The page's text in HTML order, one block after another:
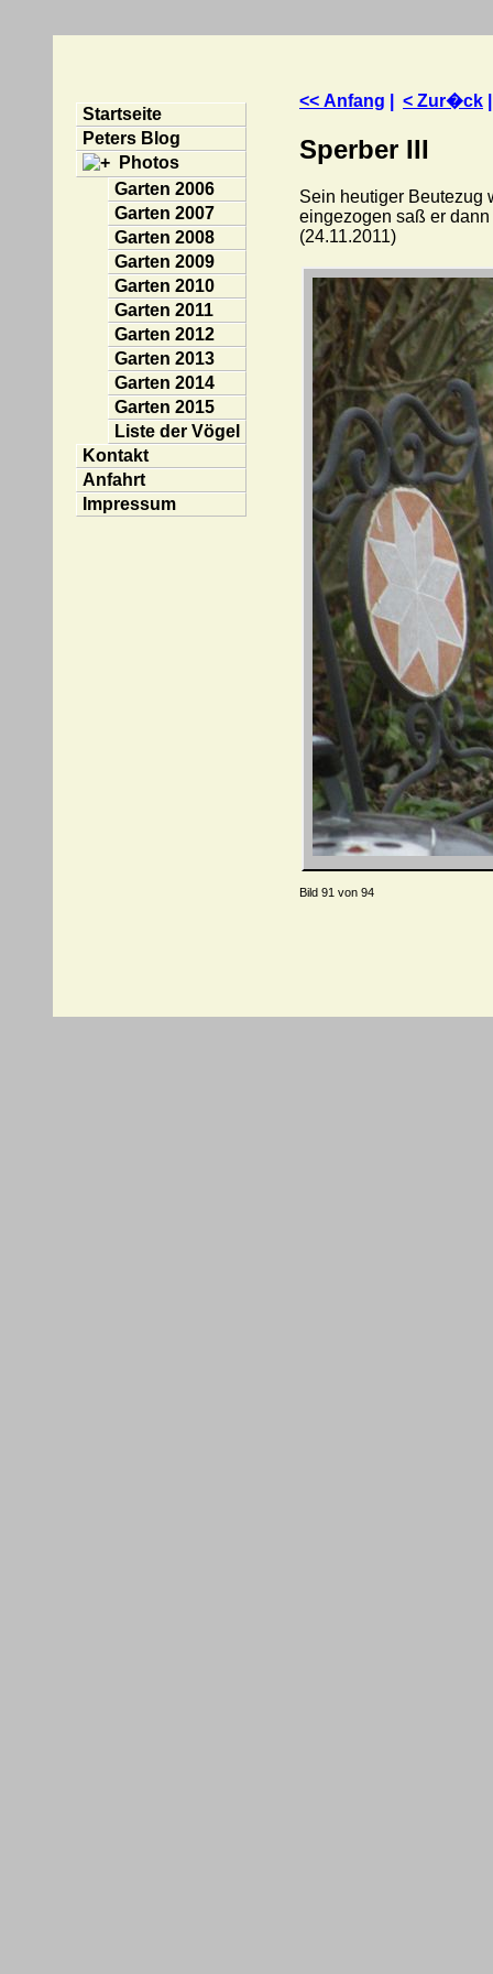
Startseite
Peters Blog
Photos
Garten 2006
Garten 2007
Garten 2008
Garten 2009
Garten 2010
Garten 2011
Garten 2012
Garten 2013
Garten 2014
Garten 2015
Liste der Vögel
Kontakt
Anfahrt
Impressum
<< Anfang < Zur�ck
Sperber III
Sein heutiger Beutezug
eingezogen saß er
(24.11.2011)
Bild 91 von 94